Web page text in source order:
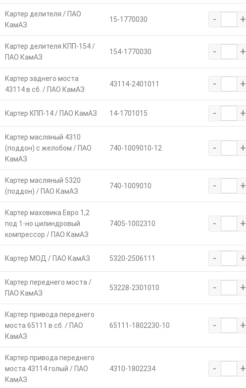
Картер делителя / ПАО
КамАЗ
15-1770030 - +
Картер делителя КПП-154 /
ПАО КамАЗ
154-1770030 - +
Картер заднего моста
43114 в сб. / ПАО КамАЗ
43114-2401011 - +
Картер КПП-14 / ПАО КамАЗ 14-1701015 - +
Картер масляный 4310
(поддон) с желобом / ПАО
КамАЗ
740-1009010-12 - +
Картер масляный 5320
(поддон) / ПАО КамАЗ
740-1009010 - +
Картер маховика Евро 1,2
под 1-но цилиндровый
компрессор / ПАО КамАЗ
7405-1002310 - +
Картер МОД / ПАО КамАЗ 5320-2506111 - +
Картер переднего моста /
ПАО КамАЗ
53228-2301010 - +
Картер привода переднего
моста 65111 в сб. / ПАО
КамАЗ
65111-1802230-10 - +
Картер привода переднего
моста 43114 голый / ПАО
КамАЗ
4310-1802234 - +